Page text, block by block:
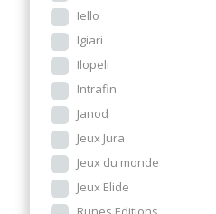
Iello
Igiari
Ilopeli
Intrafin
Janod
Jeux Jura
Jeux du monde
Jeux Elide